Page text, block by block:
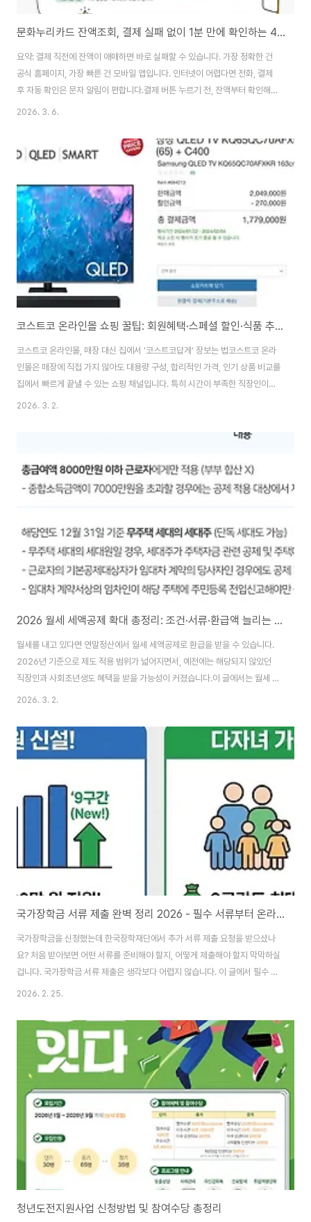
문화누리카드 잔액조회, 결제 실패 없이 1분 만에 확인하는 4가지 루트(홈페이지·앱·전화·문자)
요약: 결제 직전에 잔액이 애매하면 바로 실패할 수 있습니다. 가장 정확한 건
공식 홈페이지, 가장 빠른 건 모바일 앱입니다. 인터넷이 어렵다면 전화, 결제
후 자동 확인은 문자 알림이 편합니다.결제 버튼 누르기 전, 잔액부터 확인해야
하는 이유공연 예매나 여행 결제처럼 ‘지금 결제’가 필요한 순간에는 잔액이 부
한도와 사용기한이 정해져 있어, 결제 직전 1회 잔액 확인만 해도 불필요한 재
시도와 시간 낭비를 크게 줄일 수 있습니다.또 잔액만 보지 말고 최근 사용 내역
까지 함께 확인하면 “어디에 얼마를 썼는지”가 정리되어 다음 지출 계획도 훨
씬 세우기 쉬워집니다. 문화누리카드 주요 정보 바로가기1) 공식 홈페이지로
잔액조회: 정확도와 ..
2026. 3. 6.
코스트코 온라인몰 쇼핑 꿀팁: 회원혜택·스페셜 할인·식품 추천까지 한 번에
코스트코 온라인몰, 매장 대신 집에서 ‘코스트코답게’ 장보는 법코스트코 온라
인몰은 매장에 직접 가지 않아도 대용량 구성, 합리적인 가격, 인기 상품 비교를
집에서 빠르게 끝낼 수 있는 쇼핑 채널입니다. 특히 시간이 부족한 직장인이나
평일 장보기가 어려운 사람이라면, “코스트코 온라인몰 이용법”만 제대로 알아
쓰는 사람도 바로 따라 할 수 있도록 로그인·회원 혜택 정리, 스페셜 할인 활용
코스트코 온라인몰 바로가기 모음1) 코스트코 온라인몰 첫 세팅: 로그인부터
정리하면 쇼핑이 빨라집니다코스트코 온라인몰은 회원 기반으로 운영됩니다.
2026. 3. 2.
2026 월세 세액공제 확대 총정리: 조건·서류·환급액 늘리는 방법
월세를 내고 있다면 연말정산에서 월세 세액공제로 환급을 받을 수 있습니다.
2026년 기준으로 제도 적용 범위가 넓어지면서, 예전에는 해당되지 않았던
직장인과 사회초년생도 혜택을 받을 가능성이 커졌습니다.이 글에서는 월세 세
액공제 조건, 공제율과 한도, 필수 서류, 경정청구로 소급 환급까지 한 번에 정
에서 바로 환급으로 연결)월세 세액공제는 임차인이 낸 월세 일부를 세금에서
직접 깎아주는 제도입니다. 같은 월세를 내더라도 요건을 충족하고 증빙을 제
대로 준비하면, 연말정산 결과에서 환급액이 눈에 띄게 달라질 수 있습니다.2)
가지입니다.공제 한도 상..
2026. 3. 2.
국가장학금 서류 제출 완벽 정리 2026 - 필수 서류부터 온라인 제출까지
국가장학금을 신청했는데 한국장학재단에서 추가 서류 제출 요청을 받으셨나
요? 처음 받아보면 어떤 서류를 준비해야 할지, 어떻게 제출해야 할지 막막하실
겁니다. 국가장학금 서류 제출은 생각보다 어렵지 않습니다. 이 글에서 필수 서
류부터 온라인 제출 방법까지 모든 과정을 단계별로 정리해드리겠습니다. 국가
제출은 한국장학재단이 소득분위를 정확히 산정하기 위해 추가로 요청하는 증
빙 서류를 제출하는 과정입니다. 신청자의 가구원 정보, 소득, 재산 상황에 따라
요청되는 서류가 달라집니다.모든 신청자에게 요청되는 것은 아니고, 특정 상
황에 해당하는 학생들에게만 문자나 이메일로 통지됩니다. 국가장학금 서류 제
출 요청을 받으면 반드시 기한 내에 제출해..
2026. 2. 25.
청년도전지원사업 신청방법 및 참여수당 총정리